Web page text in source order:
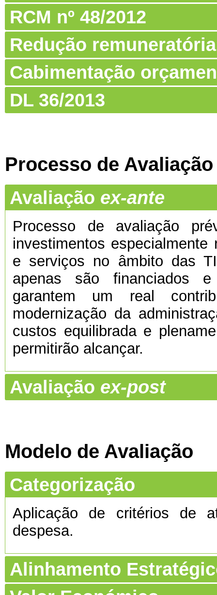
RCM nº 48/2012
Redução remuneratória
Cabimentação
DL 36/2013
Processo de Avaliação
Avaliação ex-ante
Processo de avaliação
investimentos
e serviços no âmbito das
apenas são financiados
garantem um real
modernização da
custos equilibrada e
permitirão alcançar.
Avaliação ex-post
Modelo de Avaliação
Categorização
Aplicação de critérios de
despesa.
Alinhamento